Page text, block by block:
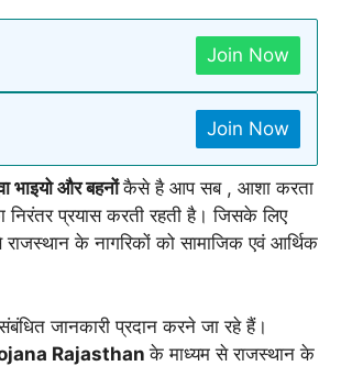
Join Now
Join Now
भाइयो और बहनोंकैसे है आप सब , आशा करता
प्रयास करती रहती है। जिसके लिए
के नागरिकों को सामाजिक एवं आर्थिक
जानकारी प्रदान करने जा रहे हैं।
Rajasthanके माध्यम से राजस्थान के